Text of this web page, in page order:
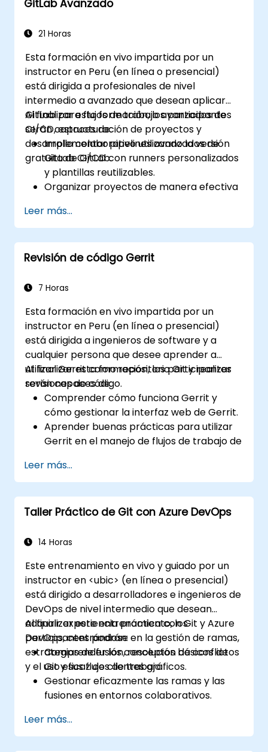
GitLab Avanzado
21 Horas
Esta formación en vivo impartida por un
instructor en Peru (en línea o presencial)
está dirigida a profesionales de nivel
intermedio a avanzado que desean aplicar
GitLab para flujos de trabajo avanzados de
CI/CD, estructuración de proyectos y
desarrollo colaborativo utilizando la versión
gratuita de GitLab.
Al finalizar esta formación, los participantes
serán capaces de:
Implementar pipelines avanzados de
GitLab CI/CD con runners personalizados
y plantillas reutilizables.
Organizar proyectos de manera efectiva
(namespaces).
Colaborar en código, incidencias y
documentación con Markdown y las
herramientas de GitLab.
lanzamiento y configuraciones seguras en
Leer más...
Revisión de código Gerrit
7 Horas
Esta formación en vivo impartida por un
instructor en Peru (en línea o presencial)
está dirigida a ingenieros de software y a
cualquier persona que desee aprender a
utilizar Gerrit como repositorio Git y realizar
revisiones de código.
Al finalizar esta formación, los participantes
serán capaces de:
Comprender cómo funciona Gerrit y
cómo gestionar la interfaz web de Gerrit.
Aprender buenas prácticas para utilizar
Gerrit en el manejo de flujos de trabajo de
Administrar y configurar un proyecto en
Gerrit.
Leer más...
Taller Práctico de Git con Azure DevOps
14 Horas
Este entrenamiento en vivo y guiado por un
instructor en <ubic> (en línea o presencial)
está dirigido a desarrolladores e ingenieros de
DevOps de nivel intermedio que desean
adquirir experiencia práctica con Git y Azure
DevOps, centrándose en la gestión de ramas,
estrategias de fusión, resolución de conflictos
y el uso eficaz de clientes gráficos.
Al finalizar este entrenamiento, los
participantes podrán:
Comprender los conceptos básicos de
Git y sus flujos de trabajo.
Gestionar eficazmente las ramas y las
fusiones en entornos colaborativos.
prácticas en escenarios reales.
Utilizar clientes gráficos (SourceTree y
Leer más...